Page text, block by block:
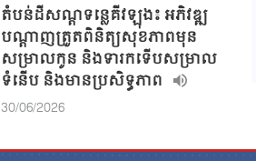
តំបន់ដីសណ្តទន្លេគីវឡុង៖ អភិវឌ្ឍ
បណ្តាញត្រួតពិនិត្យសុខភាពមុន
សម្រាលកូន និងទារកទើបសម្រាល
ទំនើប និងមានប្រសិទ្ធភាព
30/06/2026